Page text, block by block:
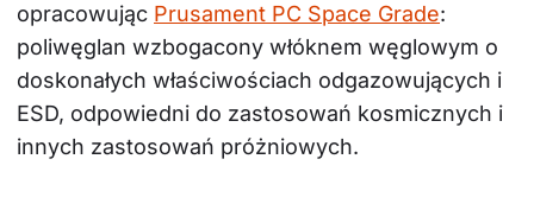
opracowując Prusament PC Space Grade:
poliwęglan wzbogacony włóknem węglowym o
doskonałych właściwościach odgazowujących i
ESD, odpowiedni do zastosowań kosmicznych i
innych zastosowań próżniowych.